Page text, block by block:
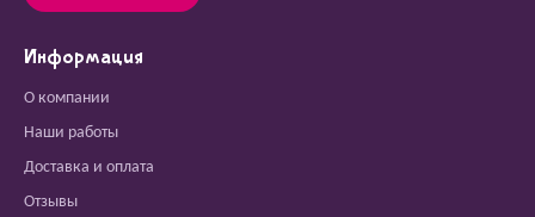
Информация
О компании
Наши работы
Доставка и оплата
Отзывы